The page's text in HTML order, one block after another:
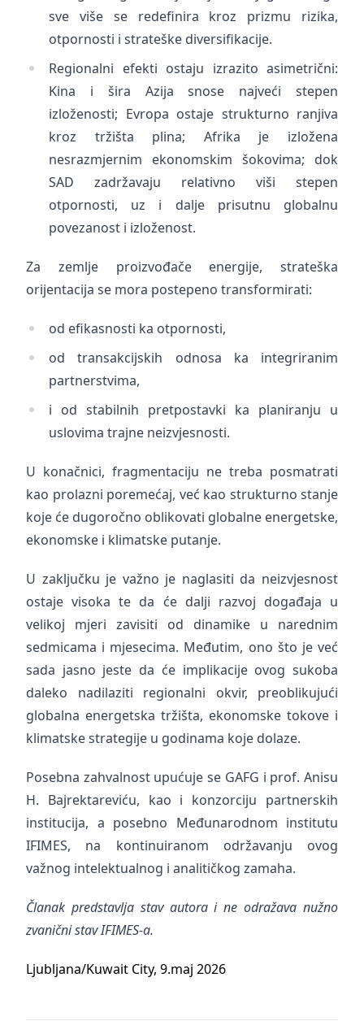
sve više se redefinira kroz prizmu rizika,
otpornosti i strateške diversifikacije.
Regionalni efekti ostaju izrazito asimetrični:
Kina i šira Azija snose najveći stepen
izloženosti; Evropa ostaje strukturno ranjiva
kroz tržišta plina; Afrika je izložena
nesrazmjernim ekonomskim šokovima; dok
SAD zadržavaju relativno viši stepen
otpornosti, uz i dalje prisutnu globalnu
povezanost i izloženost.
Za zemlje proizvođače energije, strateška
orijentacija se mora postepeno transformirati:
od efikasnosti ka otpornosti,
od transakcijskih odnosa ka integriranim
partnerstvima,
i od stabilnih pretpostavki ka planiranju u
uslovima trajne neizvjesnosti.
U konačnici, fragmentaciju ne treba posmatrati
kao prolazni poremećaj, već kao strukturno stanje
koje će dugoročno oblikovati globalne energetske,
ekonomske i klimatske putanje.
U zaključku je važno je naglasiti da neizvjesnost
ostaje visoka te da će dalji razvoj događaja u
velikoj mjeri zavisiti od dinamike u narednim
sedmicama i mjesecima. Međutim, ono što je već
sada jasno jeste da će implikacije ovog sukoba
daleko nadilaziti regionalni okvir, preoblikujući
globalna energetska tržišta, ekonomske tokove i
klimatske strategije u godinama koje dolaze.
Posebna zahvalnost upućuje se GAFG i prof. Anisu
H. Bajrektareviću, kao i konzorciju partnerskih
institucija, a posebno Međunarodnom institutu
IFIMES, na kontinuiranom održavanju ovog
važnog intelektualnog i analitičkog zamaha.
Članak predstavlja stav autora i ne odražava nužno
zvanični stav IFIMES-a.
Ljubljana/Kuwait City, 9.maj 2026